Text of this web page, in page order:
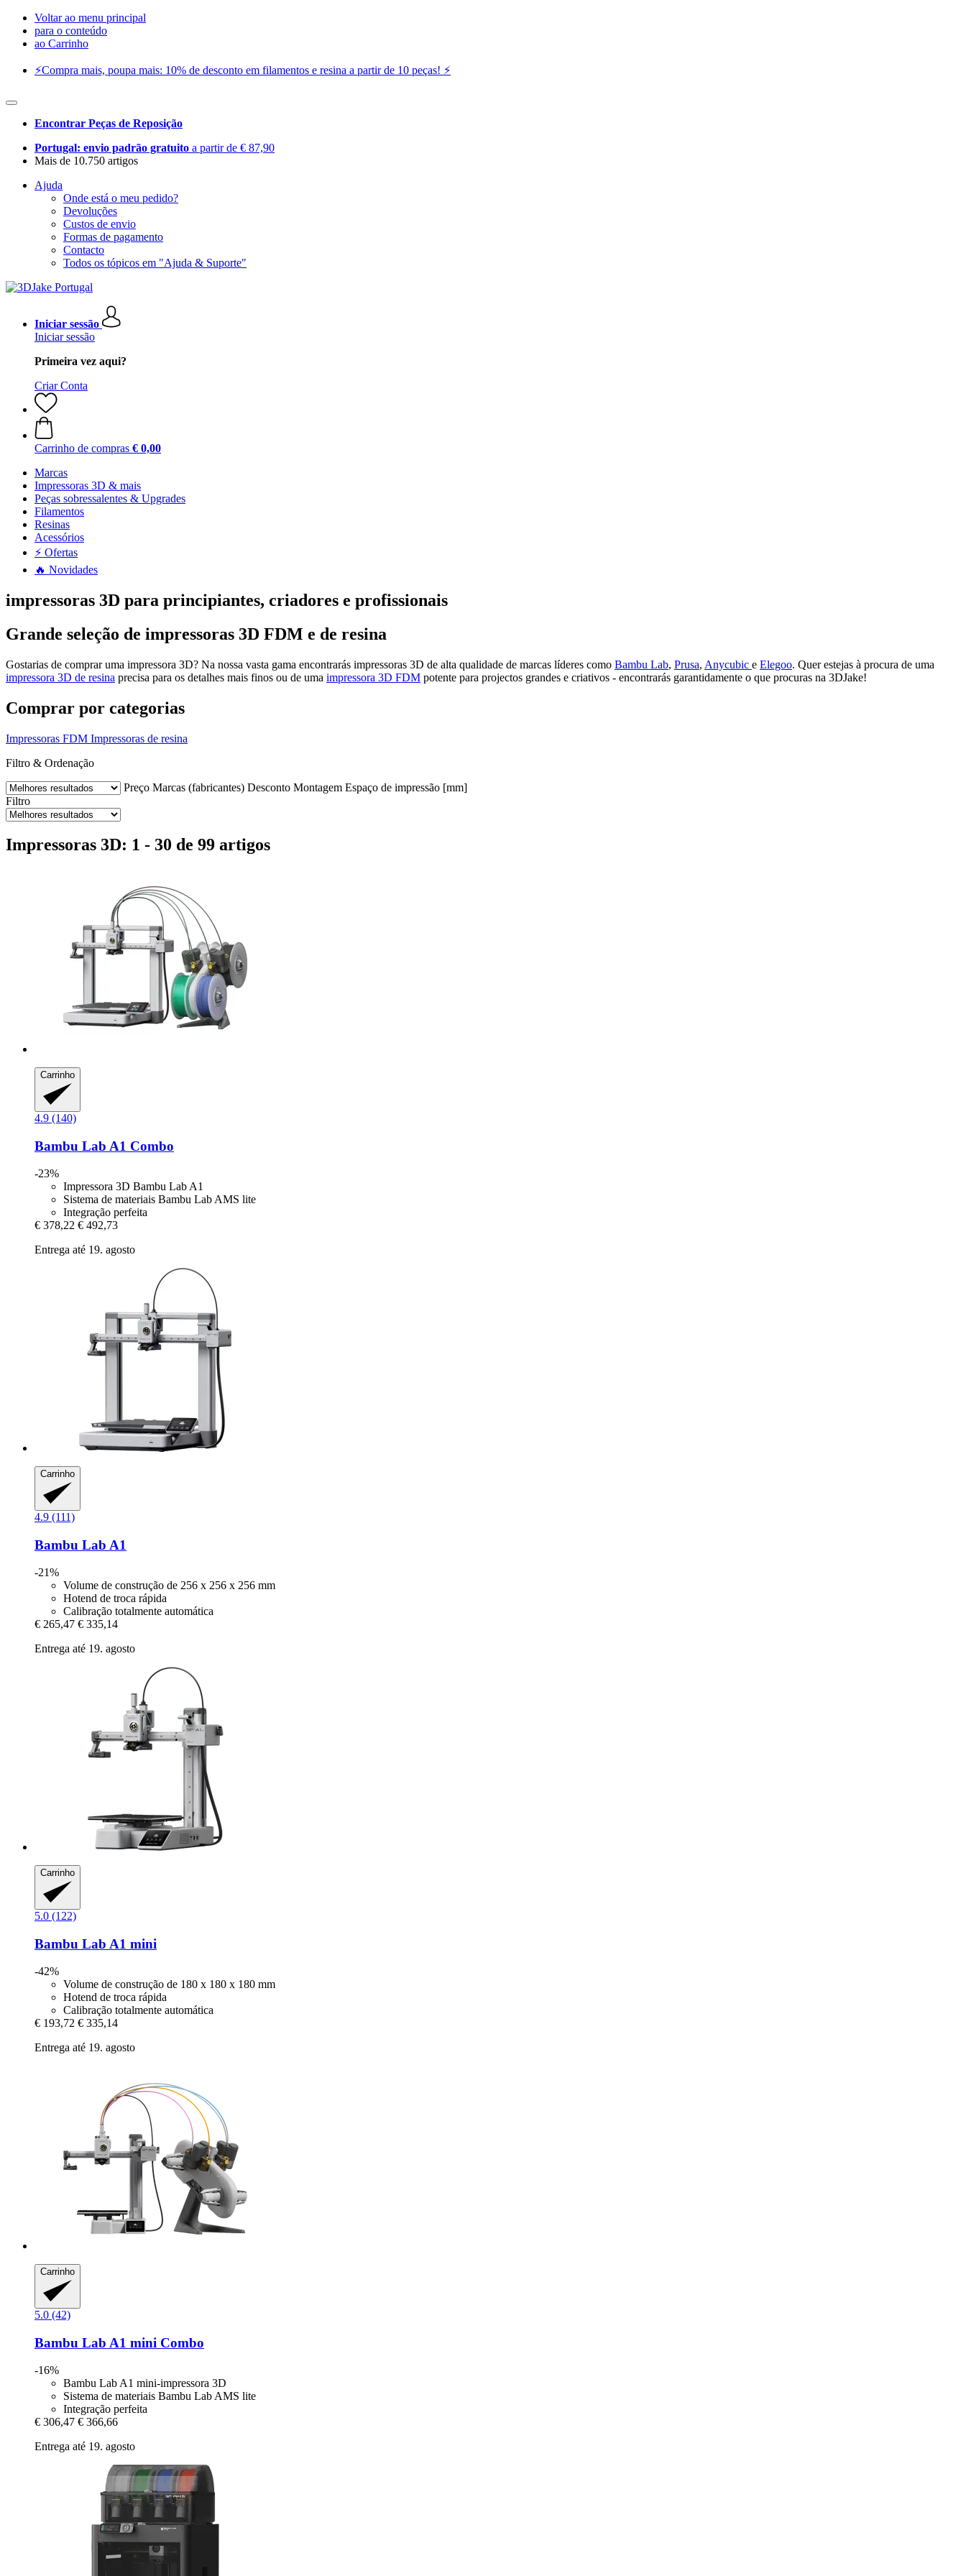
Voltar ao menu principal
para o conteúdo
ao Carrinho
⚡️Compra mais, poupa mais: 10% de desconto em filamentos e resina a partir de 10 peças! ⚡️
Encontrar Peças de Reposição
Portugal: envio padrão gratuito a partir de € 87,90
Mais de 10.750 artigos
Ajuda
Onde está o meu pedido?
Devoluções
Custos de envio
Formas de pagamento
Contacto
Todos os tópicos em "Ajuda & Suporte"
Iniciar sessão
Iniciar sessão
Primeira vez aqui?
Criar Conta
Carrinho de compras € 0,00
Marcas
Impressoras 3D & mais
Peças sobressalentes & Upgrades
Filamentos
Resinas
Acessórios
⚡ Ofertas
🔥 Novidades
impressoras 3D para principiantes, criadores e profissionais
Grande seleção de impressoras 3D FDM e de resina
Gostarias de comprar uma impressora 3D? Na nossa vasta gama encontrarás impressoras 3D de alta qualidade de marcas líderes como Bambu Lab, Prusa, Anycubic e Elegoo. Quer estejas à procura de uma
impressora 3D de resina precisa para os detalhes mais finos ou de uma impressora 3D FDM potente para projectos grandes e criativos - encontrarás garantidamente o que procuras na 3DJake!
Comprar por categorias
Impressoras FDM Impressoras de resina
Filtro & Ordenação
Preço Marcas (fabricantes) Desconto Montagem Espaço de impressão [mm]
Filtro
Impressoras 3D: 1 - 30 de 99 artigos
Carrinho
4.9 (140)
Bambu Lab A1 Combo
-23%
Impressora 3D Bambu Lab A1
Sistema de materiais Bambu Lab AMS lite
Integração perfeita
€ 378,22 € 492,73
Entrega até 19. agosto
Carrinho
4.9 (111)
Bambu Lab A1
-21%
Volume de construção de 256 x 256 x 256 mm
Hotend de troca rápida
Calibração totalmente automática
€ 265,47 € 335,14
Entrega até 19. agosto
Carrinho
5.0 (122)
Bambu Lab A1 mini
-42%
Volume de construção de 180 x 180 x 180 mm
Hotend de troca rápida
Calibração totalmente automática
€ 193,72 € 335,14
Entrega até 19. agosto
Carrinho
5.0 (42)
Bambu Lab A1 mini Combo
-16%
Bambu Lab A1 mini-impressora 3D
Sistema de materiais Bambu Lab AMS lite
Integração perfeita
€ 306,47 € 366,66
Entrega até 19. agosto